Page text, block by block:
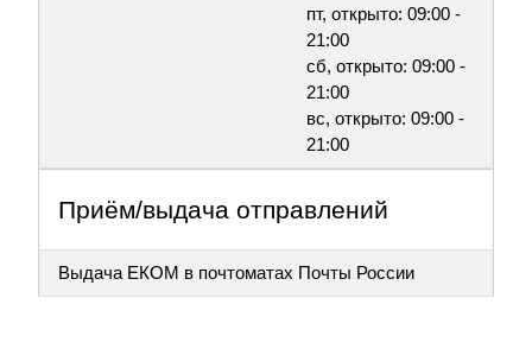
пт, открыто: 09:00 -
21:00
сб, открыто: 09:00 -
21:00
вс, открыто: 09:00 -
21:00
Приём/выдача отправлений
Выдача ЕКОМ в почтоматах Почты России